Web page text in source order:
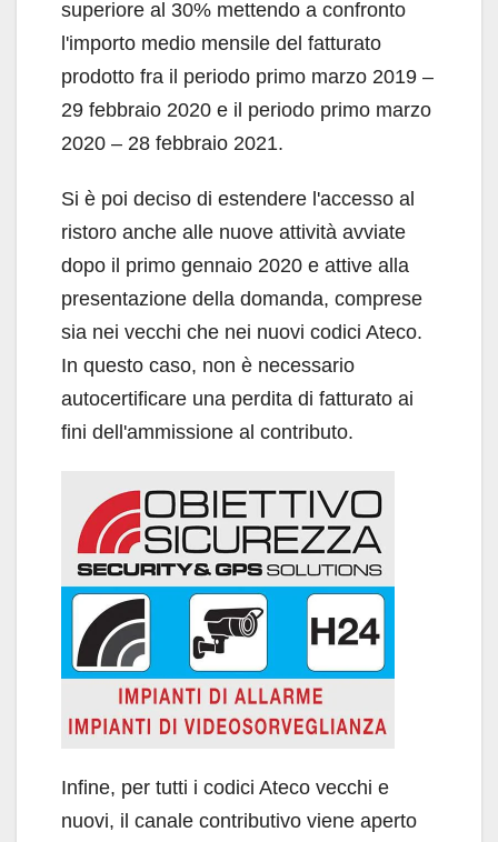
superiore al 30% mettendo a confronto
l'importo medio mensile del fatturato
prodotto fra il periodo primo marzo 2019 –
29 febbraio 2020 e il periodo primo marzo
2020 – 28 febbraio 2021.
Si è poi deciso di estendere l'accesso al
ristoro anche alle nuove attività avviate
dopo il primo gennaio 2020 e attive alla
presentazione della domanda, comprese
sia nei vecchi che nei nuovi codici Ateco.
In questo caso, non è necessario
autocertificare una perdita di fatturato ai
fini dell'ammissione al contributo.
Infine, per tutti i codici Ateco vecchi e
nuovi, il canale contributivo viene aperto